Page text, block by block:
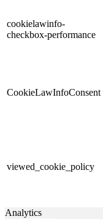
cookielawinfo-
checkbox-performance
CookieLawInfoConsent
viewed_cookie_policy
Analytics